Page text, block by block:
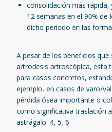
consolidación más rápida,
12 semanas en el 90% de
dicho período en las
A pesar de los beneficios
artrodesis artroscópica, esta
para casos concretos,
ejemplo, en casos de varo/
pérdida ósea importante o
como significativa traslación
astrágalo. 4, 5, 6